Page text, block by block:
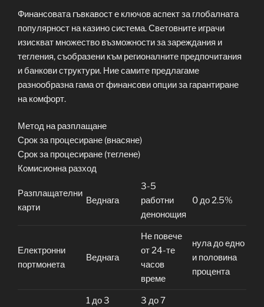
Финансовата гъвкавост е ключов аспект за глобалната
популярност на казино система. Световните играчи
изискват множество възможности за зареждания и
тегления, съобразени към регионалните предпочитания
и банкови структури. Ние самите предлагаме
разнообразна гама от финансови опции за гарантиране
на комфорт.
Метод на разплащане
Срок за процесиране (внасяне)
Срок за процесиране (теглене)
Комисионна разход
Разплащателни
карти
Веднага
3-5
работни
денонощия
0 до 2.5%
Електронни
портмонета
Веднага
Не повече
от 24-те
часов
време
нула до едно
и половина
процента
1 до 3
3 до 7